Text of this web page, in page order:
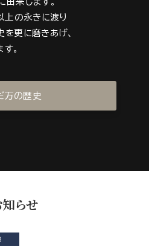
の永きに渡り
更に磨きあげ、
。
万の歴史
らせ